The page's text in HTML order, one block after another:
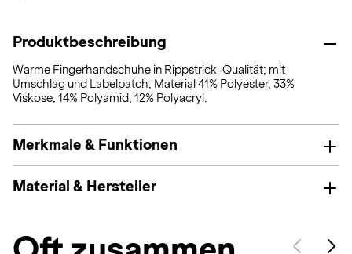
Produktbeschreibung
Warme Fingerhandschuhe in Rippstrick-Qualität; mit
Umschlag und Labelpatch; Material 41% Polyester, 33%
Viskose, 14% Polyamid, 12% Polyacryl.
Merkmale & Funktionen
Material & Hersteller